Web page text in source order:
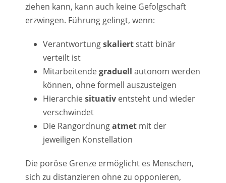
ziehen kann, kann auch keine Gefolgschaft
erzwingen. Führung gelingt, wenn:
Verantwortungskaliertstatt binär
verteilt ist
Mitarbeitendegraduell autonom werden
können, ohne formell auszusteigen
Hierarchiesituativ entsteht und wieder
verschwindet
Die Rangordnungatmet mit der
jeweiligen Konstellation
Die poröse Grenze ermöglicht es Menschen,
sich zu distanzieren ohne zu opponieren,